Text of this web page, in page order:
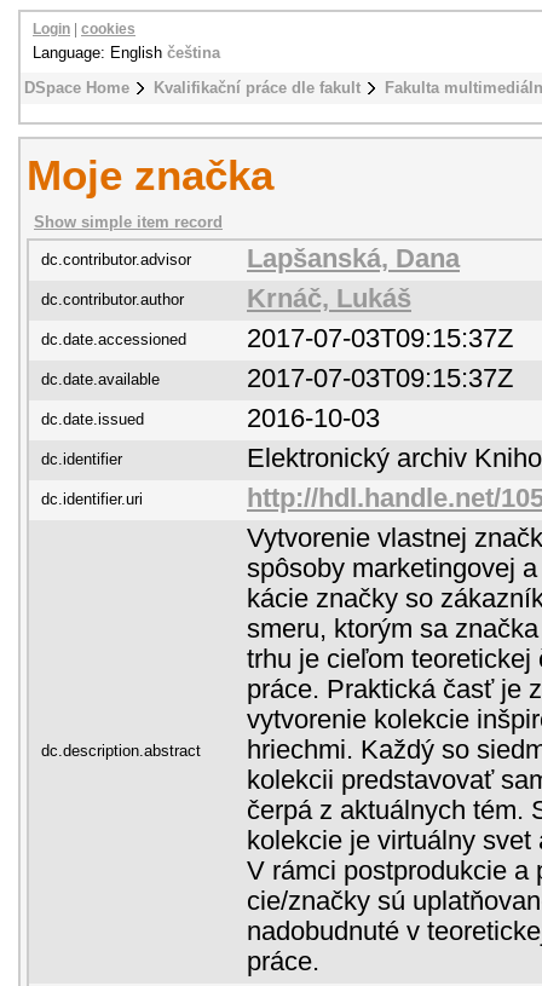
DSpace Home Kvalifikační práce dle fakult Fakulta
Login cookies
Language: English čeština
Moje značka
Show simple item record
dc.contributor.advisor Lapšanská, Dana
dc.contributor.author Krnáč, Lukáš
dc.date.accessioned 2017-07-03T09:15:37Z
dc.date.available 2017-07-03T09:15:37Z
dc.date.issued 2016-10-03
dc.identifier Elektronický archiv
dc.identifier.uri http://hdl.handle.net/
dc.description.abstract
Vytvorenie vlastnej
spôsoby marketingovej
kácie značky so
smeru, ktorým sa
trhu je cieľom teoretickej
práce. Praktická časť je
vytvorenie kolekcie
hriechmi. Každý so
kolekcii predstavovať
čerpá z aktuálnych tém.
kolekcie je virtuálny
V rámci postprodukcie a
cie/značky sú
nadobudnuté v
práce.